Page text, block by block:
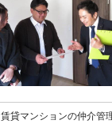
賃貸マンションの仲介管